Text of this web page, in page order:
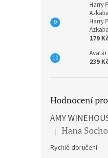
Harry
Harry
179
Avatar
239
Hodnocení
Hodnocení
| Hana
Rychlé doručení